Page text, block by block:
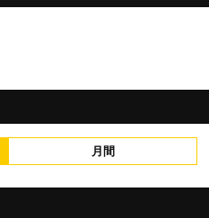
月間